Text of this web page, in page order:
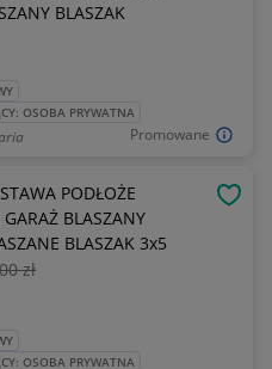
Promowane
BLASZAK
OSOBA PRYWATNA
PODŁOŻE
BLASZANY
BLASZAK 3x5
zł
OSOBA PRYWATNA